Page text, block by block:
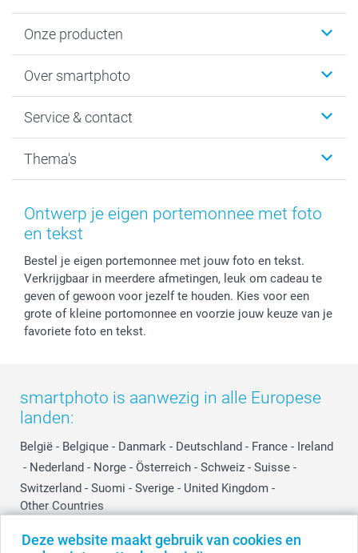
Deze website maakt gebruik van cookies en
Onze producten
Fotoboeken
Fotocadeaus
Kaarten
Over smartphoto
Vacatures
Bestelproces
Herroepingsrecht
Privacy
Reviews
Prijslijst
Investor Relations
Service & contact
Tevredenheidsgarantie
Mijn orderstatus
smartbonus
service@smartphoto.nl
Affiliate partnerprogramma
Partnerships
Influencer partnerprogramma
Thema's
Baby
Moederdag
Huwelijk
Ontwerp je eigen portemonnee met foto
en tekst
Bestel je eigen portemonnee met jouw foto en tekst.
Verkrijgbaar in meerdere afmetingen, leuk om cadeau te
geven of gewoon voor jezelf te houden. Kies voor een
grote of kleine portomonnee en voorzie jouw keuze van je
favoriete foto en tekst.
smartphoto is aanwezig in alle Europese
landen:
België - Belgique - Danmark - Deutschland - France - Ireland
- Nederland - Norge - Österreich - Schweiz - Suisse -
Switzerland - Suomi - Sverige - United Kingdom -
Other Countries